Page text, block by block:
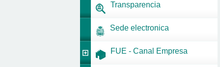
Transparencia
Sede electronica
FUE - Canal Empresa